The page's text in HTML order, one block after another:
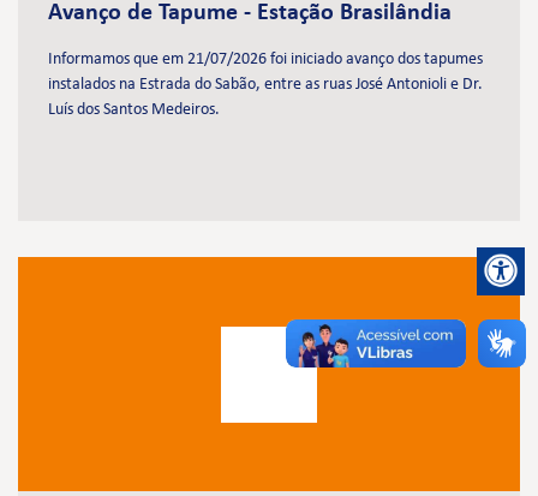
Avanço de Tapume - Estação Brasilândia
Informamos que em 21/07/2026 foi iniciado avanço dos tapumes
instalados na Estrada do Sabão, entre as ruas José Antonioli e Dr.
Luís dos Santos Medeiros.